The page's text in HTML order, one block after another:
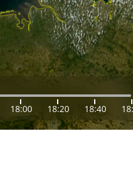
18:00 18:20 18:40